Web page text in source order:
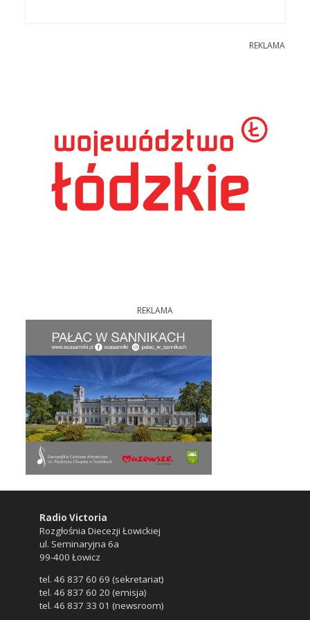
REKLAMA
REKLAMA
Radio Victoria
Rozgłośnia Diecezji Łowickiej
ul. Seminaryjna 6a
99-400 Łowicz
tel. 46 837 60 69 (sekretariat)
tel. 46 837 60 20 (emisja)
tel. 46 837 33 01 (newsroom)